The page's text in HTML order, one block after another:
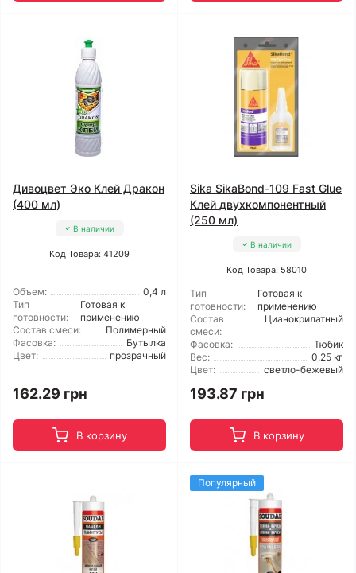
Дивоцвет Эко Клей Дракон
(400 мл)
В наличии
Код Товара: 41209
Объем:
0,4 л
Тип
готовности:
Готовая к
применению
Состав смеси:
Полимерный
Фасовка:
Бутылка
Цвет:
прозрачный
162.29 грн
В корзину
Sika SikaBond-109 Fast Glue
Клей двухкомпонентный
(250 мл)
В наличии
Код Товара: 58010
Тип
готовности:
Готовая к
применению
Состав
смеси:
Цианокрилатный
Фасовка:
Тюбик
Вес:
0,25 кг
Цвет:
светло-бежевый
193.87 грн
В корзину
Популярный